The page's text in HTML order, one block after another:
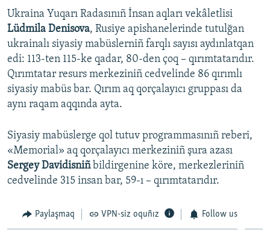
Ukraina Yuqarı Radasınıñ İnsan aqları vekâletlisi
Lüdmila Denisova, Rusiye apishanelerinde tutulğan
ukrainalı siyasiy mabüslerniñ farqlı sayısı aydınlatqan
edi: 113-ten 115-ke qadar, 80-den çoq – qırımtatarıdır.
Qırımtatar resurs merkeziniñ cedvelinde 86 qırımlı
siyasiy mabüs bar. Qırım aq qorçalayıcı gruppası da
aynı raqam aqqında ayta.
Siyasiy mabüslerge qol tutuv programmasınıñ reberi,
«Memorial» aq qorçalayıcı merkeziniñ şura azası
Sergey Davidisniñbildirgenine köre, merkezleriniñ
cedvelinde 315 insan bar, 59-ı – qırımtatarıdır.
Paylaşmaq VPN-siz oquñız Follow us